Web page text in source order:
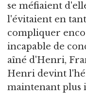
se méfiaient
l'évitaient en
compliquer
incapable de
aîné d'Henri,
Henri devint
maintenant plus